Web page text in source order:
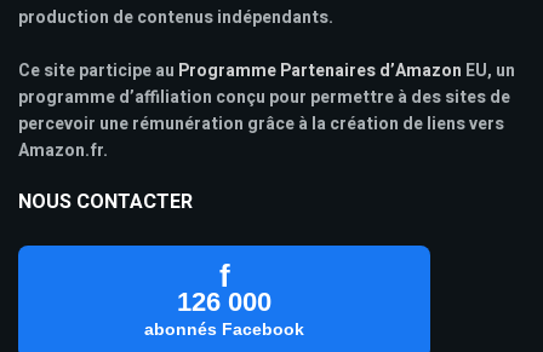
production de contenus indépendants.
Ce site participe au Programme Partenaires d’Amazon EU, un
programme d’affiliation conçu pour permettre à des sites de
percevoir une rémunération grâce à la création de liens vers
Amazon.fr.
NOUS CONTACTER
f
126 000
abonnés Facebook